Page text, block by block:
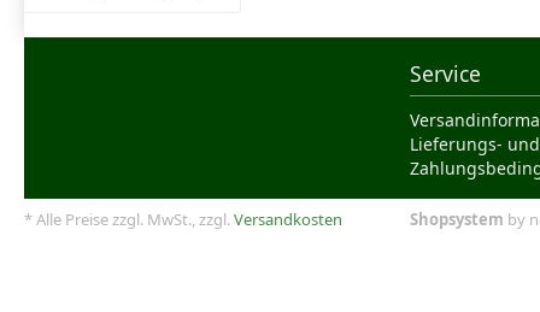
Service
Lieferungs- und
* Alle Preise zzgl. MwSt., zzgl.Versandkosten Shopsystem by